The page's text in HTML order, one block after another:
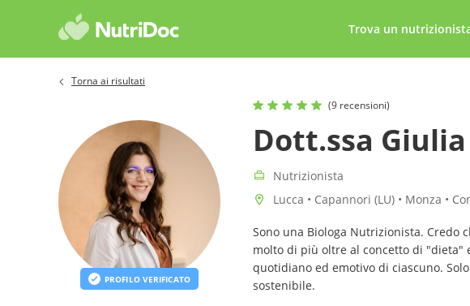
Trova un
Torna ai risultati
PROFILO VERIFICATO
(9 recensioni)
Dott.ssa
Nutrizionista
Lucca • Capannori (LU) • Monza •
Sono una Biologa Nutrizionista. Credo
molto di più oltre al concetto di "dieta"
quotidiano ed emotivo di ciascuno.
sostenibile.